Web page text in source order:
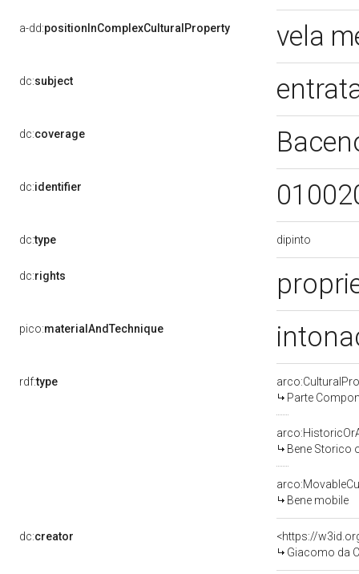
a-dd:positionInComplexCulturalProperty vela
dc:subject
dc:coverage
dc:identifier
dc:type dipinto
dc:rights
pico:materialAndTechnique
rdf:type
Parte
Bene Storico
Bene mobile
dc:creator
<https://
Giacomo da